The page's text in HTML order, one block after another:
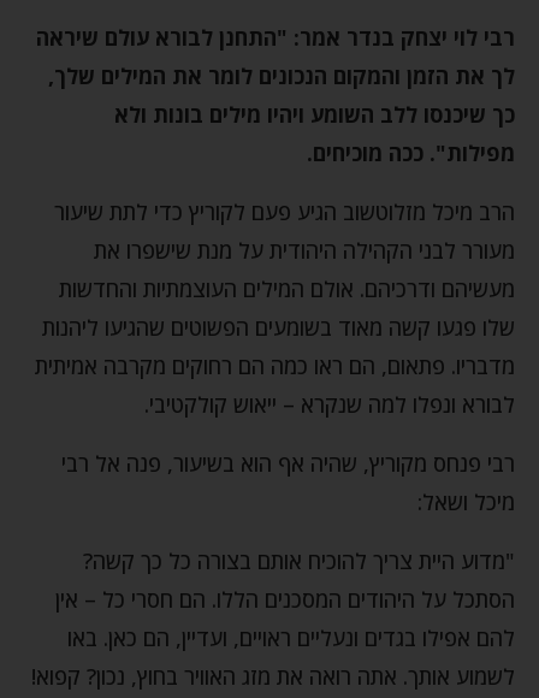
רבי לוי יצחק בנדר אמר: "התחנן לבורא עולם שיראה
לך את הזמן והמקום הנכונים לומר את המילים שלך,
כך שיכנסו ללב השומע ויהיו מילים בונות ולא
מפילות". ככה מוכיחים.
הרב מיכל מזלוטשוב הגיע פעם לקוריץ כדי לתת שיעור
מעורר לבני הקהילה היהודית על מנת שישפרו את
מעשיהם ודרכיהם. אולם המילים העוצמתיות והחדשות
שלו פגעו קשה מאוד בשומעים הפשוטים שהגיעו ליהנות
מדבריו. פתאום, הם ראו כמה הם רחוקים מקרבה אמיתית
לבורא ונפלו למה שנקרא – ייאוש קולקטיבי.
רבי פנחס מקוריץ, שהיה אף הוא בשיעור, פנה אל רבי
מיכל ושאל:
"מדוע היית צריך להוכיח אותם בצורה כל כך קשה?
הסתכל על היהודים המסכנים הללו. הם חסרי כל – אין
להם אפילו בגדים ונעליים ראויים, ועדיין, הם כאן. באו
לשמוע אותך. אתה רואה את מזג האוויר בחוץ, נכון? קפוא!